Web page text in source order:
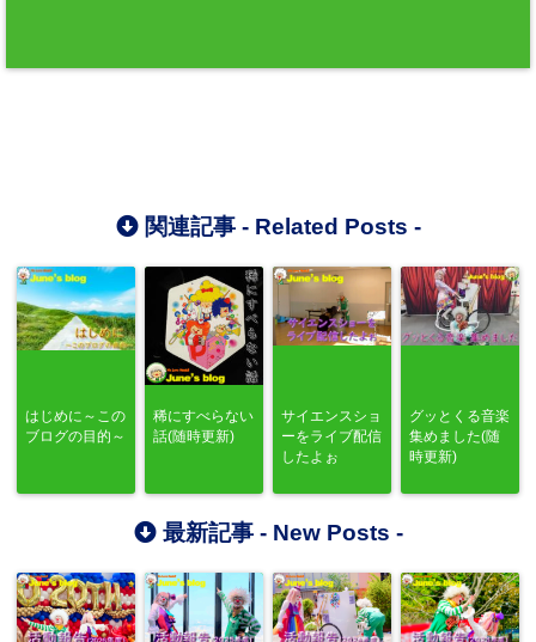
関連記事 - Related Posts -
はじめに～この
ブログの目的～
稀にすべらない
話(随時更新)
サイエンスショ
ーをライブ配信
したよぉ
グッとくる音楽
集めました(随
時更新)
最新記事 - New Posts -